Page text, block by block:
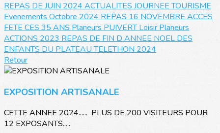
REPAS DE JUIN 2024 ACTUALITES JOURNEE TOURISME
Evenements Octobre 2024 REPAS 16 NOVEMBRE ACCES
FETE CES 35 ANS Planeurs PUIVERTLoisir Planeurs
ACTIONS 2023 REPAS DE FIN D ANNEE NOEL DES
ENFANTS DU PLATEAUTELETHON 2024
Retour
EXPOSITION ARTISANALE
CETTE ANNEE 2024...... PLUS DE 200 VISITEURS POUR
12 EXPOSANTS.....